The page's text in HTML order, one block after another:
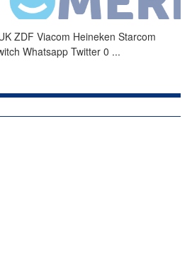
ZDF Viacom Heineken Starcom
Whatsapp Twitter 0 ...